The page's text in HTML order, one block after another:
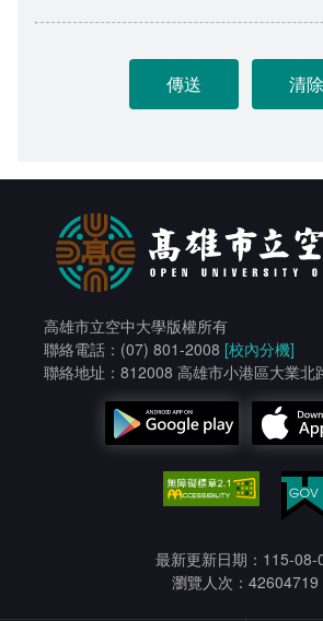
高雄市立空中大學版權所有
聯絡電話：(07) 801-2008 [校內分機]
聯絡地址：812008 高雄市小港區大業北
最新更新日期：115-08-
瀏覽人次：42604719